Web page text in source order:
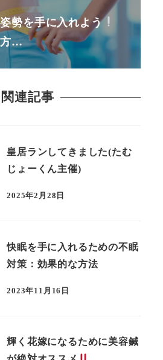
勢を手に入れよう
方…
関連記事
皇居ランしてきました(たむ
じょーくん主催)
2025年2月28日
快眠を手に入れるための不眠
対策：効果的な方法
2023年11月16日
輝く花嫁になるために美容鍼